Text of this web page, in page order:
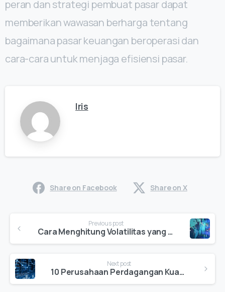
peran dan strategi pembuat pasar dapat
memberikan wawasan berharga tentang
bagaimana pasar keuangan beroperasi dan
cara-cara untuk menjaga efisiensi pasar.
Iris
Share on Facebook Share on X
Reading
Previous post
Cara Menghitung Volatilitas yang Direalisasikan: Metode dan Contoh Praktis
Next post
10 Perusahaan Perdagangan Kuantitatif Teratas yang Harus Diperhatikan pada Tahun 2025